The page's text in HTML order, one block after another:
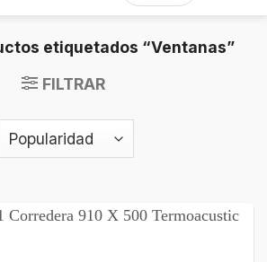
etiquetados “Ventanas”
FILTRAR